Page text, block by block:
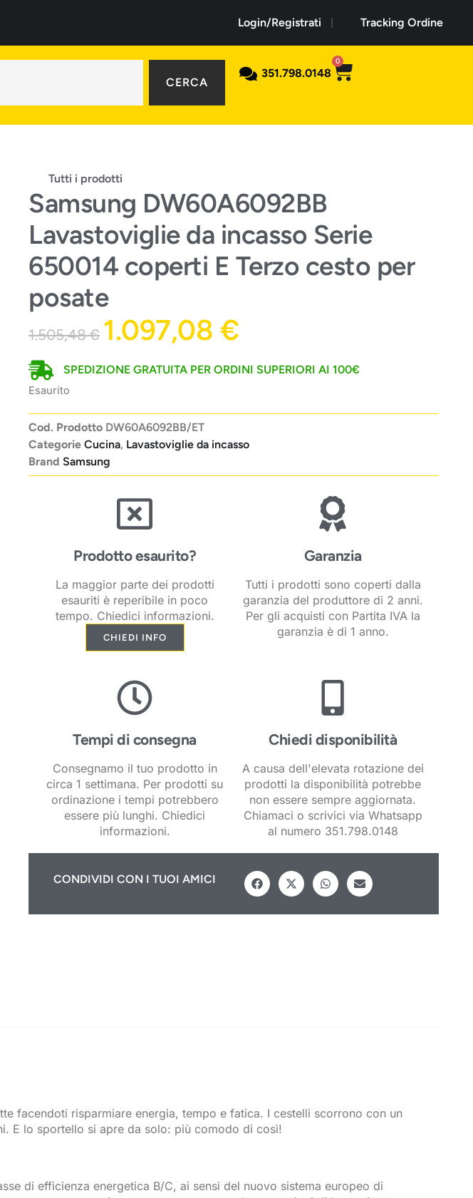
Login/Registrati Tracking Ordine
CERCA
351.798.0148
0
Tutti i prodotti
Samsung DW60A6092BB
Lavastoviglie da incasso Serie
650014 coperti E Terzo cesto per
posate
1.505,48€ 1.097,08 €
SPEDIZIONE GRATUITA PER ORDINI SUPERIORI AI 100€
Esaurito
Cod. Prodotto DW60A6092BB/ET
Categorie Cucina, Lavastoviglie da incasso
Brand Samsung
Prodotto esaurito?
La maggior parte dei prodotti
esauriti è reperibile in poco
tempo. Chiedici informazioni.
CHIEDI INFO
Garanzia
Tutti i prodotti sono coperti dalla
garanzia del produttore di 2 anni.
Per gli acquisti con Partita IVA la
garanzia è di 1 anno.
Tempi di consegna
Consegnamo il tuo prodotto in
circa 1 settimana. Per prodotti su
ordinazione i tempi potrebbero
essere più lunghi. Chiedici
informazioni.
Chiedi disponibilità
A causa dell'elevata rotazione dei
prodotti la disponibilità potrebbe
non essere sempre aggiornata.
Chiamaci o scrivici via Whatsapp
al numero 351.798.0148
CONDIVIDI CON I TUOI AMICI
facendoti risparmiare energia, tempo e fatica. I cestelli scorrono con un
E lo sportello si apre da solo: più comodo di così!
di efficienza energetica B/C, ai sensi del nuovo sistema europeo di